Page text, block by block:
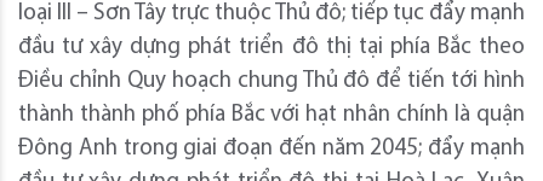
loại III – Sơn Tây trực thuộc Thủ đô; tiếp tục đẩy mạnh
đầu tư xây dựng phát triển đô thị tại phía Bắc theo
Điều chỉnh Quy hoạch chung Thủ đô để tiến tới hình
thành thành phố phía Bắc với hạt nhân chính là quận
Đông Anh trong giai đoạn đến năm 2045; đẩy mạnh